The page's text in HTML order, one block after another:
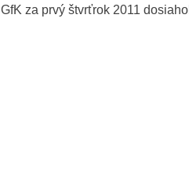
za prvý štvrťrok 2011 dosiahol